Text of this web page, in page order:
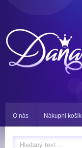
O nás Nákupní košík